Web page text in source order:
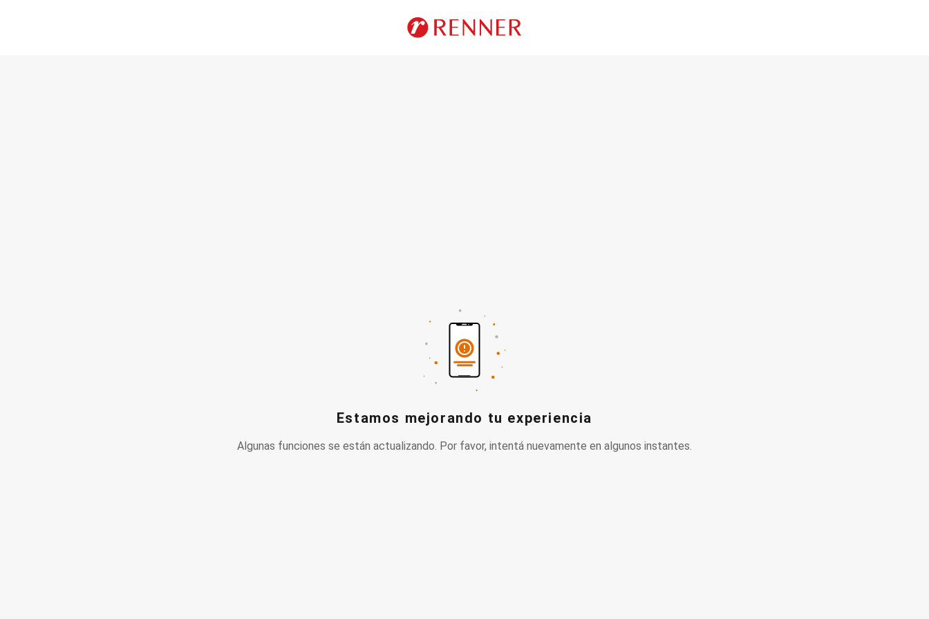
Estamos mejorando tu experiencia
Algunas funciones se están actualizando. Por favor, intentá nuevamente en algunos instantes.